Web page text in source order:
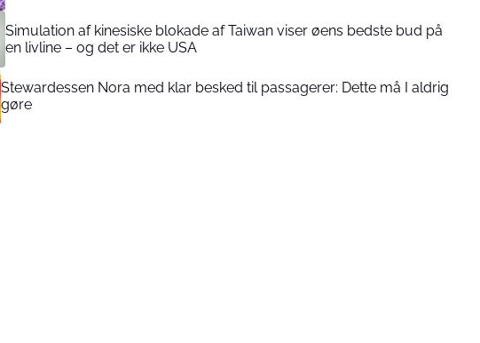
Simulation af kinesiske blokade af Taiwan viser øens bedste bud på
en livline – og det er ikke USA
Stewardessen Nora med klar besked til passagerer: Dette må I aldrig
gøre